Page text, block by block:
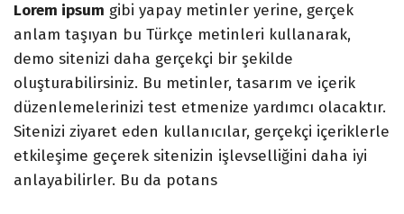
Lorem ipsum gibi yapay metinler yerine, gerçek
anlam taşıyan bu Türkçe metinleri kullanarak,
demo sitenizi daha gerçekçi bir şekilde
oluşturabilirsiniz. Bu metinler, tasarım ve içerik
düzenlemelerinizi test etmenize yardımcı olacaktır.
Sitenizi ziyaret eden kullanıcılar, gerçekçi içeriklerle
etkileşime geçerek sitenizin işlevselliğini daha iyi
anlayabilirler. Bu da potans